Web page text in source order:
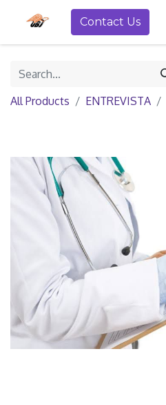
Contact Us
All Products ENTREVISTA